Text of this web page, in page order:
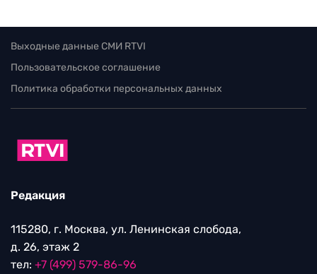
Выходные данные СМИ RTVI
Пользовательское соглашение
Политика обработки персональных данных
Редакция
115280, г. Москва, ул. Ленинская слобода,
д. 26, этаж 2
тел: +7 (499) 579-86-96